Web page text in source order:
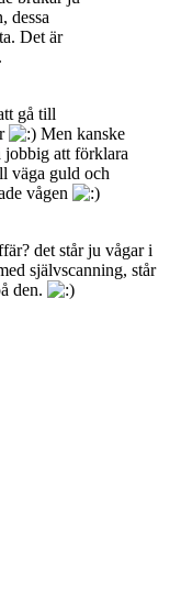
dessa
Det är
gå till
Men kanske
jobbig att förklara
väga guld och
vågen
det står ju vågar i
självscanning, står
den.